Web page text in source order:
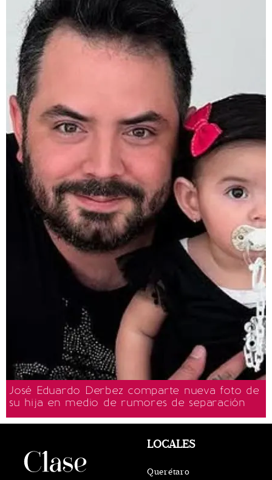
José Eduardo Derbez comparte nueva foto de
su hija en medio de rumores de separación
LOCALES
Querétaro